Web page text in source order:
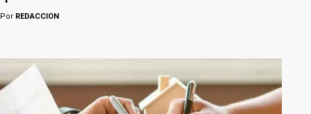
Por REDACCION